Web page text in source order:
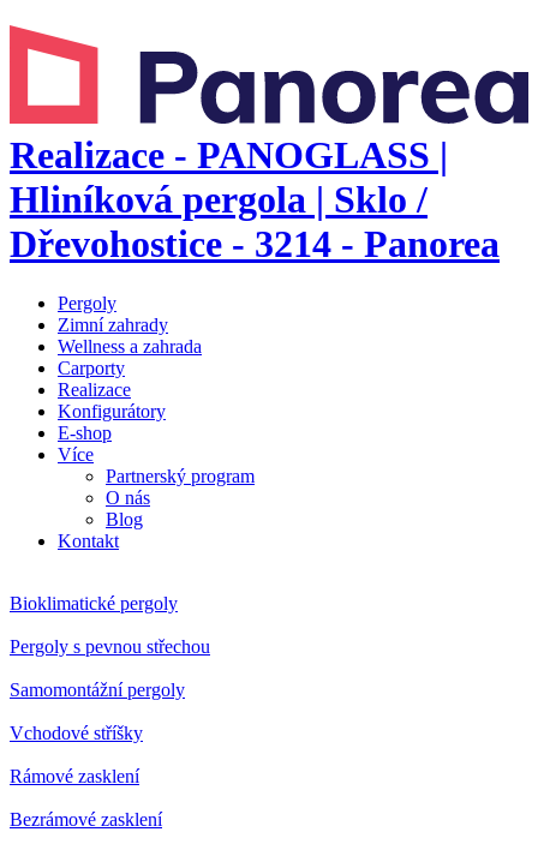
Realizace - PANOGLASS |
Hliníková pergola | Sklo /
Dřevohostice - 3214 - Panorea
Pergoly
Zimní zahrady
Wellness a zahrada
Carporty
Realizace
Konfigurátory
E-shop
Více
Partnerský program
O nás
Blog
Kontakt
Bioklimatické pergoly
Pergoly s pevnou střechou
Samomontážní pergoly
Vchodové stříšky
Rámové zasklení
Bezrámové zasklení